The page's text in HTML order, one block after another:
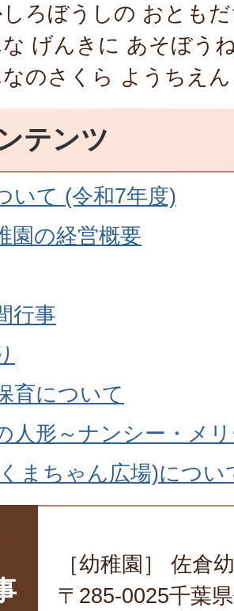
ろぼうしの おとも
げんきに あそぼう
のさくら ようちえん
テンツ
いて (令和7年度)
園の経営概要
行事
育について
人形～ナンシー・メ
まちゃん広場)につい
［幼稚園］ 佐倉
〒285-0025千葉